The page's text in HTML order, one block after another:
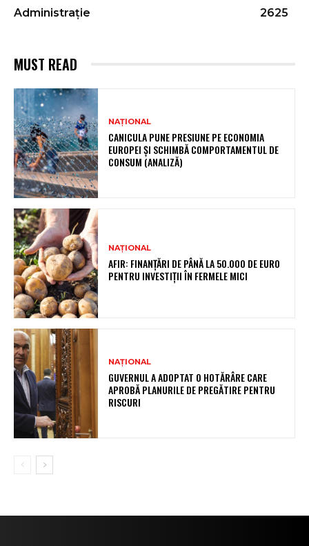
Administrație
2625
MUST READ
NAȚIONAL
CANICULA PUNE PRESIUNE PE ECONOMIA
EUROPEI ȘI SCHIMBĂ COMPORTAMENTUL DE
CONSUM (ANALIZĂ)
NAȚIONAL
AFIR: FINANȚĂRI DE PÂNĂ LA 50.000 DE EURO
PENTRU INVESTIȚII ÎN FERMELE MICI
NAȚIONAL
GUVERNUL A ADOPTAT O HOTĂRÂRE CARE
APROBĂ PLANURILE DE PREGĂTIRE PENTRU
RISCURI